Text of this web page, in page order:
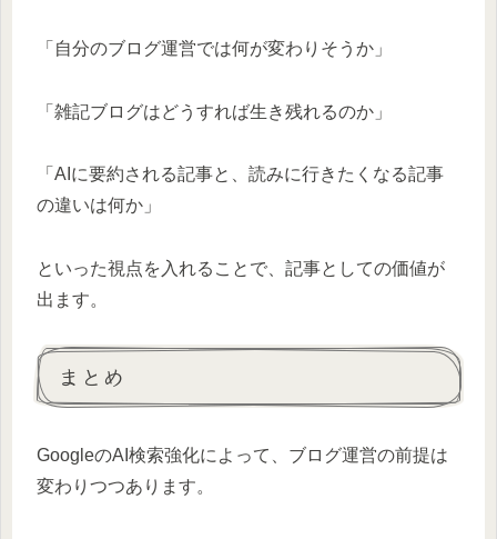
「自分のブログ運営では何が変わりそうか」
「雑記ブログはどうすれば生き残れるのか」
「AIに要約される記事と、読みに行きたくなる記事
の違いは何か」
といった視点を入れることで、記事としての価値が
出ます。
まとめ
GoogleのAI検索強化によって、ブログ運営の前提は
変わりつつあります。